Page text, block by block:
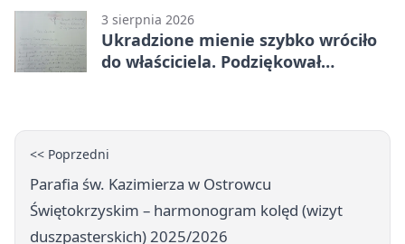
3 sierpnia 2026
Ukradzione mienie szybko wróciło
do właściciela. Podziękował
<< Poprzedni
Parafia św. Kazimierza w Ostrowcu
Świętokrzyskim – harmonogram kolęd (wizyt
duszpasterskich) 2025/2026